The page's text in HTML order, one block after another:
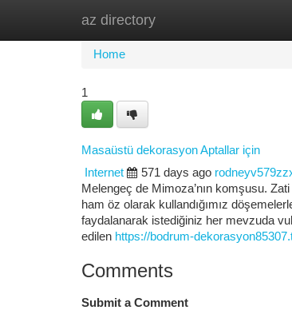
az directory
Home
Home
1
Masaüstü dekorasyon Aptallar için
Internet
571 days ago
Melengeç de Mimoza’nın komşusu.
ham öz olarak kullandığımız
faydalanarak istediğiniz her mevzuda
edilen https://bodrum-
Comments
Submit a Comment